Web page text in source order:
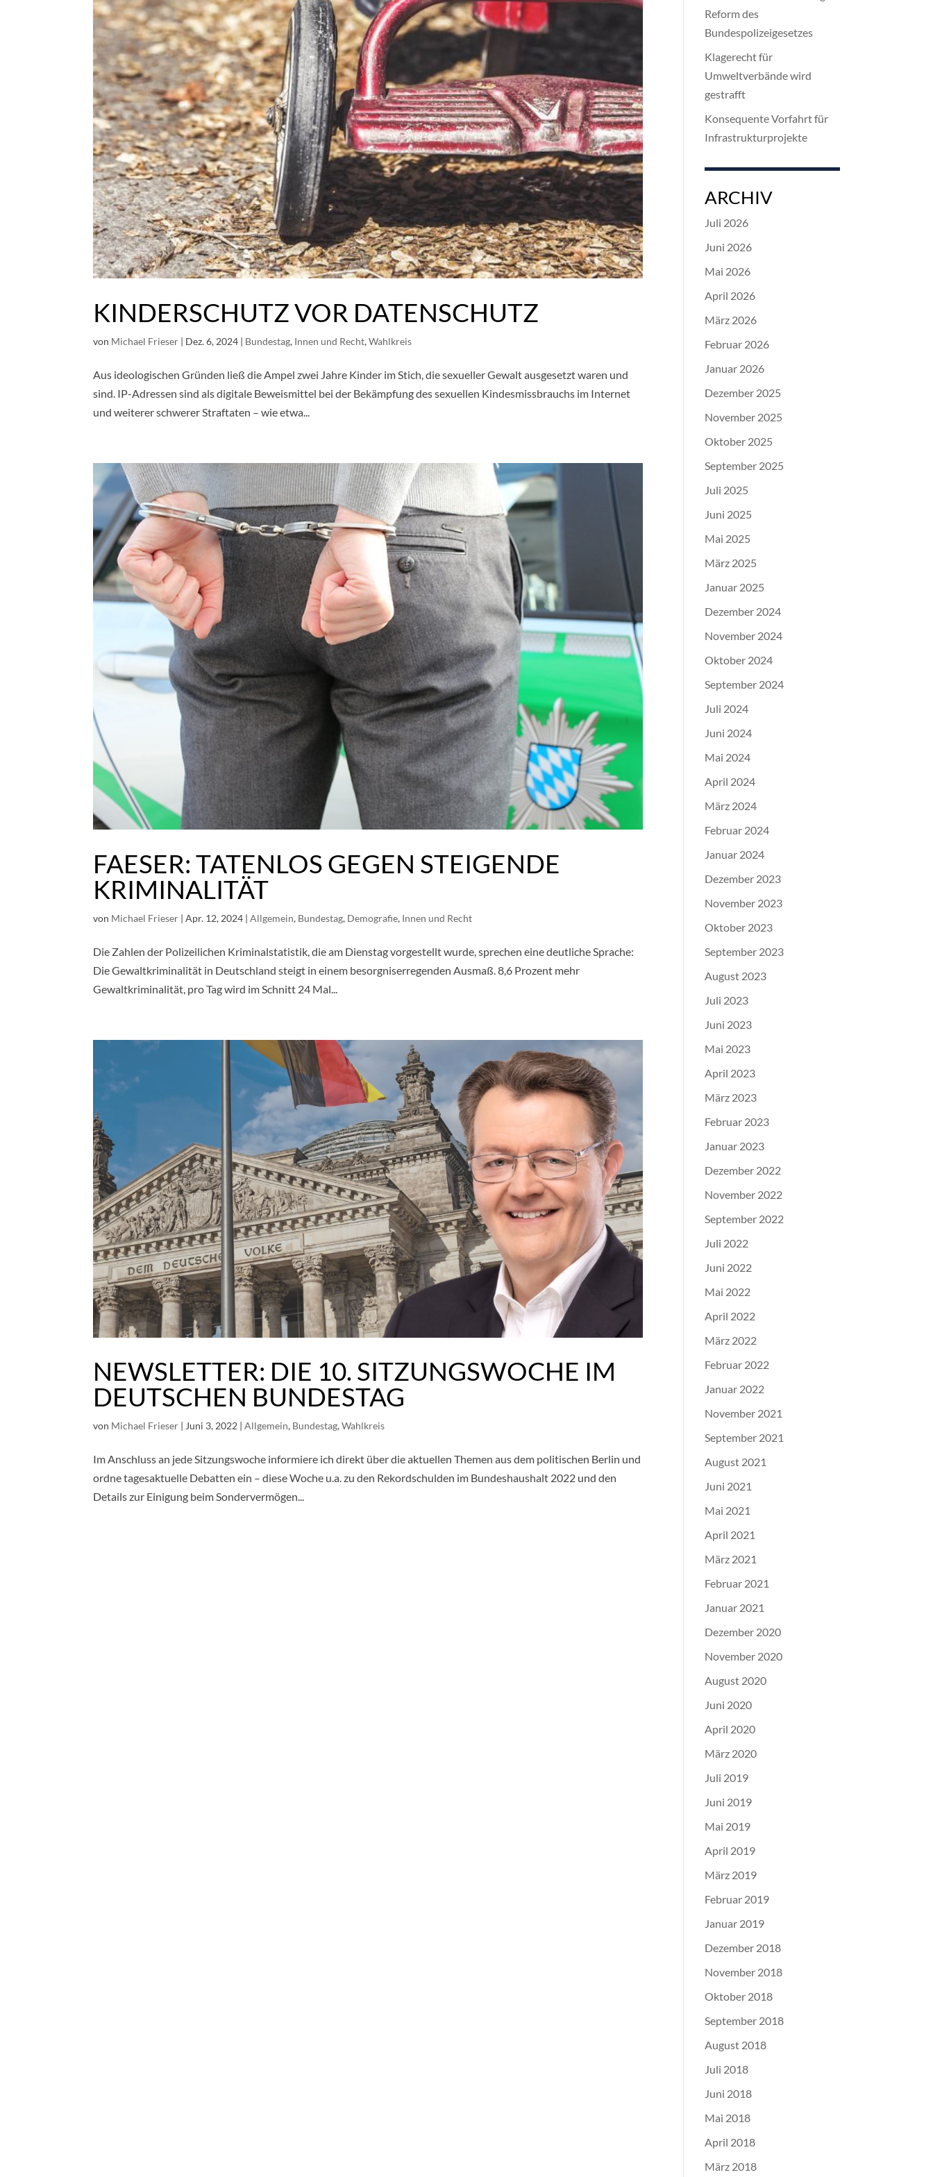
KINDERSCHUTZ VOR DATENSCHUTZ
von Michael Frieser | Dez. 6, 2024 | Bundestag, Innen und Recht,Wahlkreis
Aus ideologischen Gründen ließ die Ampel zwei Jahre Kinder im Stich, die sexueller Gewalt ausgesetzt waren und
sind. IP-Adressen sind als digitale Beweismittel bei der Bekämpfung des sexuellen Kindesmissbrauchs im Internet
und weiterer schwerer Straftaten – wie etwa...
FAESER: TATENLOS GEGEN STEIGENDE
KRIMINALITÄT
von Michael Frieser |Apr. 12, 2024 |Allgemein, Bundestag, Demografie, Innen und Recht
Die Zahlen der Polizeilichen Kriminalstatistik, die am Dienstag vorgestellt wurde, sprechen eine deutliche Sprache:
Die Gewaltkriminalität in Deutschland steigt in einem besorgniserregenden Ausmaß. 8,6 Prozent mehr
Gewaltkriminalität, pro Tag wird im Schnitt 24 Mal...
NEWSLETTER: DIE 10. SITZUNGSWOCHE IM
DEUTSCHEN BUNDESTAG
von Michael Frieser | Juni 3, 2022 |Allgemein, Bundestag,Wahlkreis
Im Anschluss an jede Sitzungswoche informiere ich direkt über die aktuellen Themen aus dem politischen Berlin und
ordne tagesaktuelle Debatten ein – diese Woche u.a. zu den Rekordschulden im Bundeshaushalt 2022 und den
Details zur Einigung beim Sondervermögen...
Reform des
Bundespolizeigesetzes
Klagerecht für
Umweltverbände wird
gestrafft
Konsequente Vorfahrt für
Infrastrukturprojekte
ARCHIV
Juli 2026
Juni 2026
Mai 2026
April 2026
März 2026
Februar 2026
Januar 2026
Dezember 2025
November 2025
Oktober 2025
September 2025
Juli 2025
Juni 2025
Mai 2025
März 2025
Januar 2025
Dezember 2024
November 2024
Oktober 2024
September 2024
Juli 2024
Juni 2024
Mai 2024
April 2024
März 2024
Februar 2024
Januar 2024
Dezember 2023
November 2023
Oktober 2023
September 2023
August 2023
Juli 2023
Juni 2023
Mai 2023
April 2023
März 2023
Februar 2023
Januar 2023
Dezember 2022
November 2022
September 2022
Juli 2022
Juni 2022
Mai 2022
April 2022
März 2022
Februar 2022
Januar 2022
November 2021
September 2021
August 2021
Juni 2021
Mai 2021
April 2021
März 2021
Februar 2021
Januar 2021
Dezember 2020
November 2020
August 2020
Juni 2020
April 2020
März 2020
Juli 2019
Juni 2019
Mai 2019
April 2019
März 2019
Februar 2019
Januar 2019
Dezember 2018
November 2018
Oktober 2018
September 2018
August 2018
Juli 2018
Juni 2018
Mai 2018
April 2018
März 2018